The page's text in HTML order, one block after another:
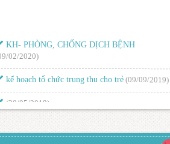
02/2020)
kế hoạch tổ chức trung thu cho trẻ (09/09/2019)
(30/05/2019)
LỊCH TRỰC NGHỈ LỄ 30/4 – 1/5 NĂM 2019
04/2019)